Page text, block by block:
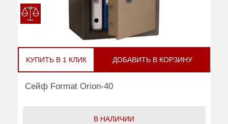
КУПИТЬ В 1 КЛИК ДОБАВИТЬ В КОРЗИНУ
Сейф Format Orion-40
В НАЛИЧИИ